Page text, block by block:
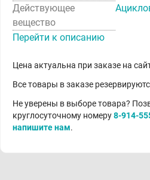
Действующее
вещество
Перейти к описанию
Цена актуальна при заказе на
Все товары в заказе
Не уверены в выборе товара?
круглосуточному номеру8-914-
напишите нам.